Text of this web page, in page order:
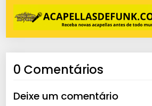
0 Comentários
Deixe um comentário